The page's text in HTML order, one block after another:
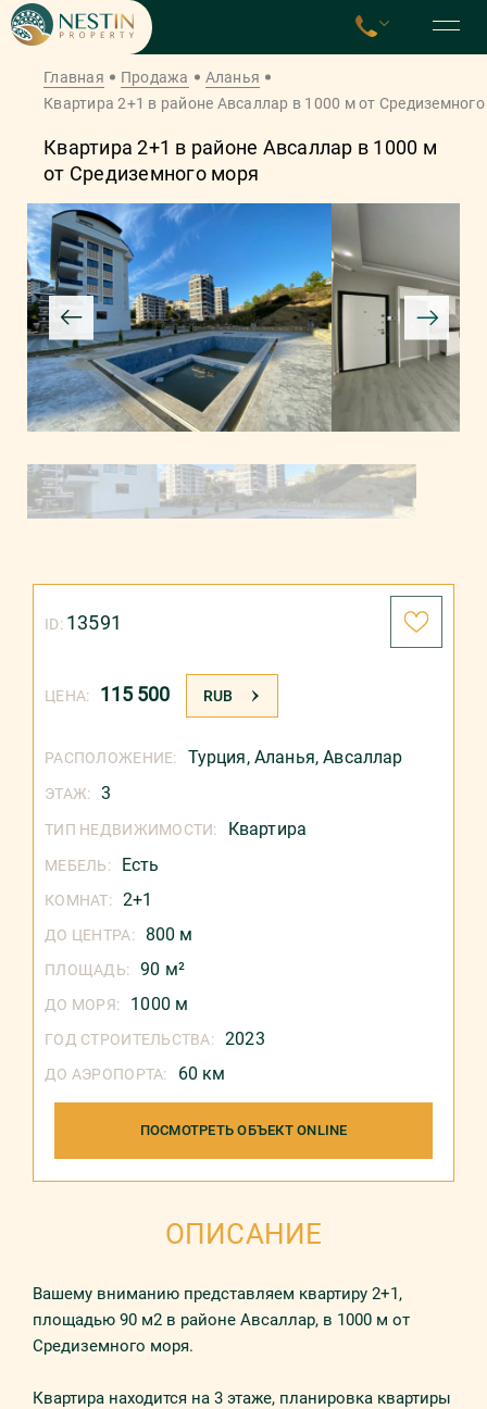
Главная Продажа
Аланья
Квартира 2+1 в районе Авсаллар в 1000 м от
Квартира 2+1 в районе Авсаллар в 1000 м
от Средиземного моря
ЦЕНА: 115 500 RUB
ID: 13591
РАСПОЛОЖЕНИЕ: Турция, Аланья,Авсаллар
ЭТАЖ: 3
ТИП НЕДВИЖИМОСТИ: Квартира
МЕБЕЛЬ: Есть
КОМНАТ: 2+1
ДО ЦЕНТРА: 800 м
ПЛОЩАДЬ: 90 м²
ДО МОРЯ: 1000 м
ГОД СТРОИТЕЛЬСТВА: 2023
ДО АЭРОПОРТА: 60 км
ПОСМОТРЕТЬ ОБЪЕКТ ONLINE
ОПИСАНИЕ
Вашему вниманию представляем квартиру 2+1,
площадью 90 м2 в районе Авсаллар, в 1000 м от
Средиземного моря.
Квартира находится на 3 этаже, планировка квартиры